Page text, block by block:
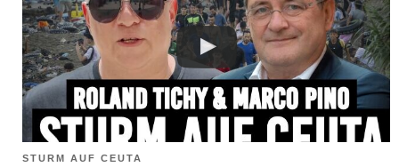
STURM AUF CEUTA